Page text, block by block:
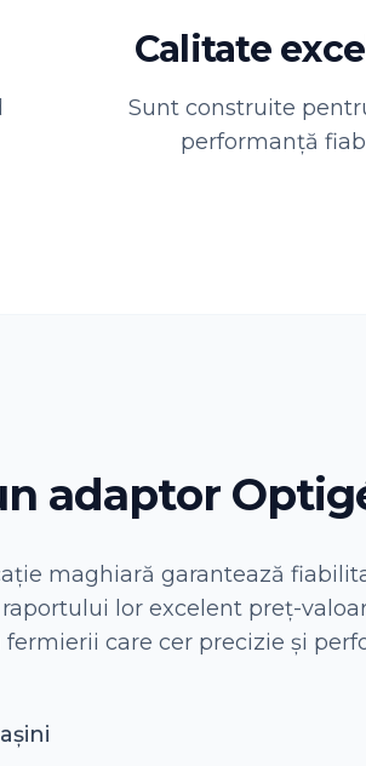
Calitate
Sunt construite
performanță
adaptor
maghiară garantează
lor excelent preț-
care cer precizie și